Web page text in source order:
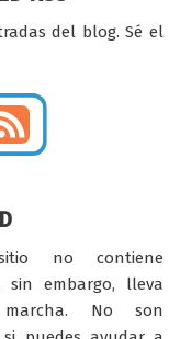
del blog. Sé el
no contiene
sin embargo, lleva
No son